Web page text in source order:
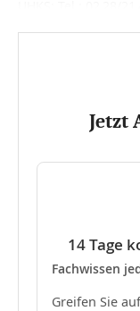
Jetzt
14 Tage
Fachwissen
Greifen Sie